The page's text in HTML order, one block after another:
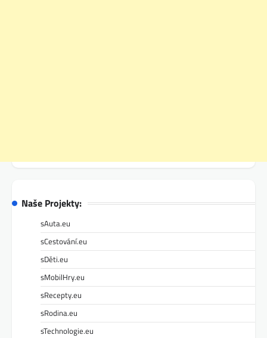
Naše Projekty:
sAuta.eu
sCestování.eu
sDěti.eu
sMobilHry.eu
sRecepty.eu
sRodina.eu
sTechnologie.eu